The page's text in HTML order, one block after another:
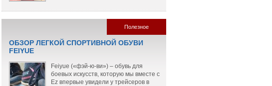
Полезное
ОБЗОР ЛЕГКОЙ СПОРТИВНОЙ ОБУВИ
FEIYUE
Feiyue («фэй-ю-ви») – обувь для
боевых искусств, которую мы вместе с
Ez впервые увидели у трейсеров в